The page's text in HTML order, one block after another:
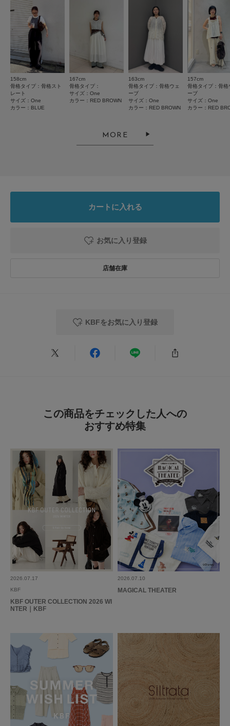
悪い
絞り込み 表示：新しい順
2026.5.11
かわいいので、即買い
Nonko
夏が待ち遠しくなりました。
上げ、リーズナブルなんで購入しやすい。
シーン
:プライベート サイズ感:ちょうど良い
参考になった 0 Like! 1
めちゃくちゃかわいいです！
色：BLUE/サイズ：One
no name
足のサイズ: 24cm 性別:女性
156～160cm 体型:
ふつう
シーン
:プライベート サイズ感:ちょうど良い
使いやすさ
中にロンTやタンクトップ、アイテム限らず合わせられるのでちょっと物足
りないなってときのプラスに重宝してます！
2026.4.20
セットアップで買いました
色：BLUE/ サイズ：One
な
年代: 30代 足のサイズ: 24cm 性別: 女性 身長: 161～165cm
:プライベート サイズ感
:ちょうど良い
158cm
骨格タイプ：骨格スト
レート
サイズ：One
カラー：BLUE
167cm
骨格タイプ：
サイズ：One
カラー：RED BROWN
163cm
骨格タイプ：骨格ウェ
ーブ
サイズ：One
カラー：RED BROWN
157cm
骨格タイプ：骨格
ーブ
サイズ：One
カラー：RED
MORE
カートに入れる
お気に入り登録
KBFをお気に入り登録
この商品をチェックした人への
おすすめ特集
2026.07.17
KBF
KBF OUTER COLLECTION 2026 WI
NTER｜KBF
2026.07.10
MAGICAL THEATER